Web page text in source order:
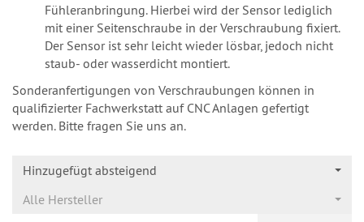
Fühleranbringung. Hierbei wird der Sensor lediglich
mit einer Seitenschraube in der Verschraubung fixiert.
Der Sensor ist sehr leicht wieder lösbar, jedoch nicht
staub- oder wasserdicht montiert.
Sonderanfertigungen von Verschraubungen können in
qualifizierter Fachwerkstatt auf CNC Anlagen gefertigt
werden. Bitte fragen Sie uns an.
Hinzugefügt absteigend
Alle Hersteller